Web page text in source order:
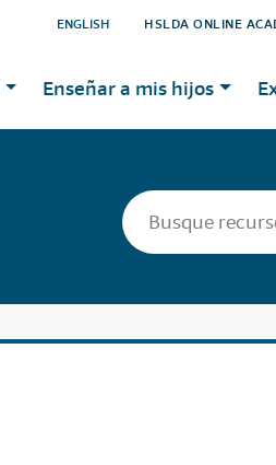
HSLDA ONLINE
ENGLISH
Enseñar a mis hijos